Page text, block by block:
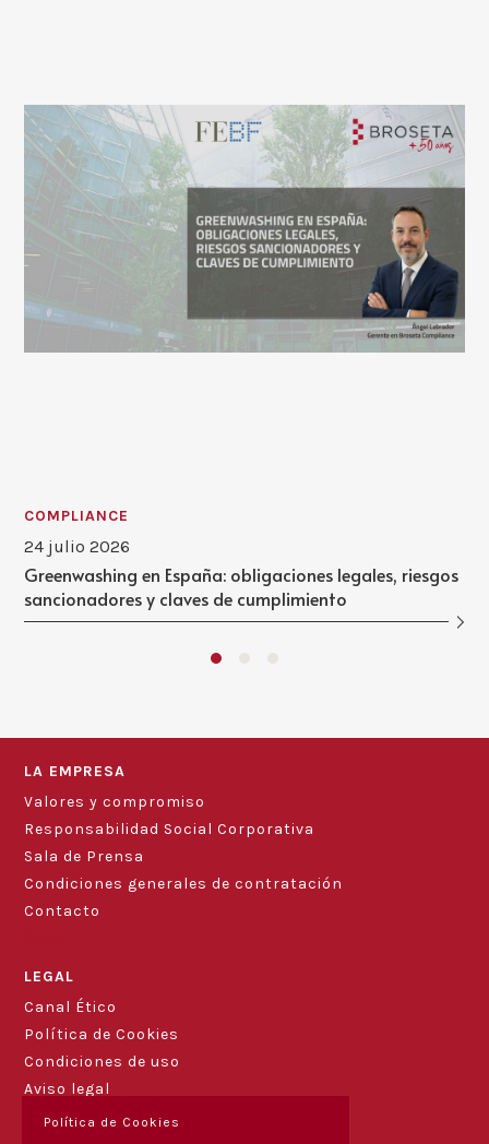
COMPLIANCE
24 julio 2026
Greenwashing en España: obligaciones legales, riesgos
sancionadores y claves de cumplimiento
LA EMPRESA
Valores y compromiso
Responsabilidad Social Corporativa
Sala de Prensa
Condiciones generales de contratación
Contacto
LEGAL
Canal Ético
Política de Cookies
Condiciones de uso
Aviso legal
Política de Cookies